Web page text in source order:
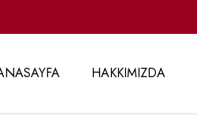
HAKKIMIZDA